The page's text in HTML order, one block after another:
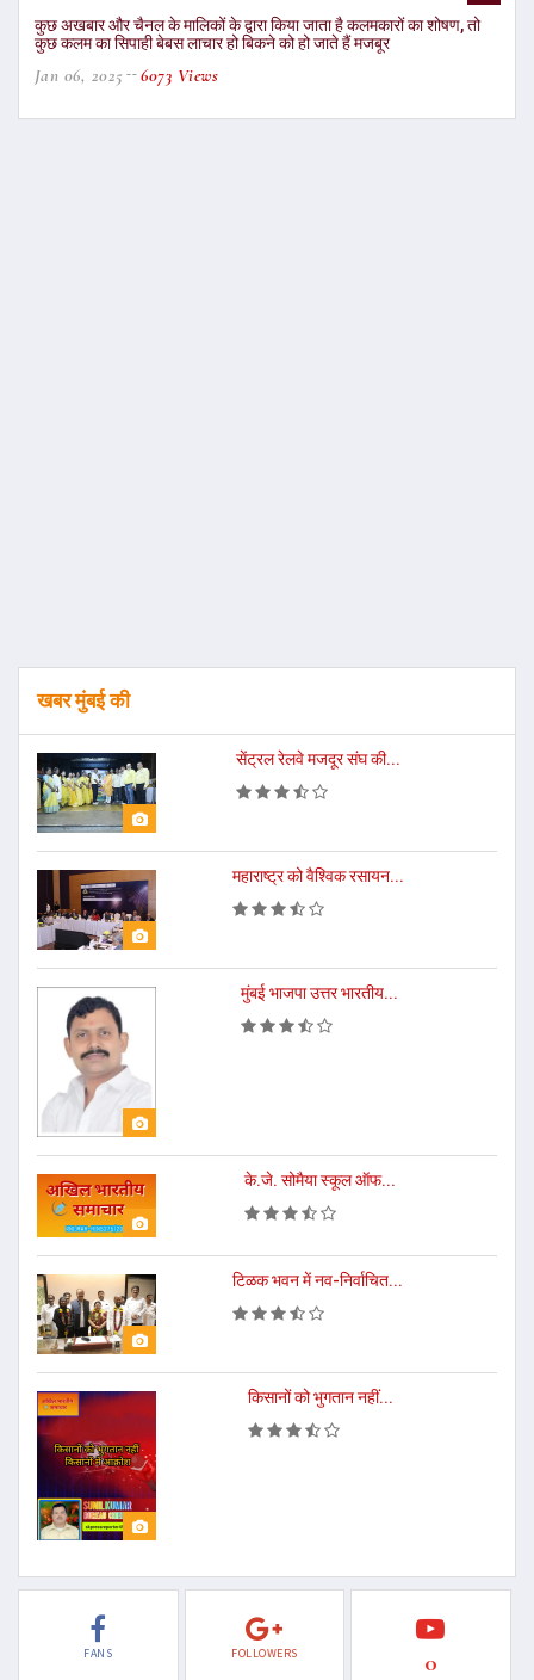
कुछ अखबार और चैनल के मालिकों के द्वारा किया जाता है कलमकारों का शोषण, तो
कुछ कलम का सिपाही बेबस लाचार हो बिकने को हो जाते हैं मजबूर
Jan 06, 2025 6073 Views
खबर मुंबई की
सेंट्रल रेलवे मजदूर संघ की...
महाराष्ट्र को वैश्विक रसायन...
मुंबई भाजपा उत्तर भारतीय...
के.जे. सोमैया स्कूल ऑफ...
टिळक भवन में नव-निर्वाचित...
किसानों को भुगतान नहीं...
FANS FOLLOWERS 0